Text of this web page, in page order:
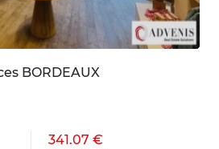
BORDEAUX
341.07 €